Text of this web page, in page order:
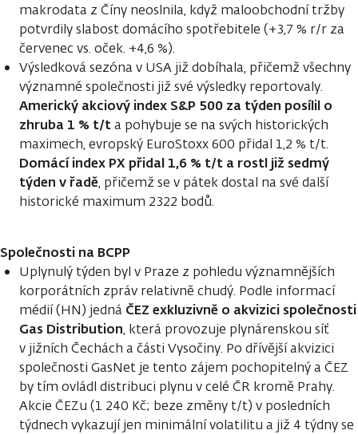
makrodata z Číny neoslnila, když maloobchodní tržby
potvrdily slabost domácího spotřebitele (+3,7 % r/r za
červenec vs. oček. +4,6 %).
Výsledková sezóna v USA již dobíhala, přičemž všechny
významné společnosti již své výsledky reportovaly.
Americký akciový index S&P 500 za týden posílil o
zhruba 1 % t/ta pohybuje se na svých historických
maximech, evropský EuroStoxx 600 přidal 1,2 % t/t.
Domácí index PX přidal 1,6 % t/t a rostl již sedmý
týden v řadě, přičemž se v pátek dostal na své další
historické maximum 2322 bodů.
Společnosti na BCPP
Uplynulý týden byl v Praze z pohledu významnějších
korporátních zpráv relativně chudý. Podle informací
médií (HN) jedná ČEZ exkluzivně o akvizici společnosti
Gas Distribution, která provozuje plynárenskou síť
v jižních Čechách a části Vysočiny. Po dřívější akvizici
společnosti GasNet je tento zájem pochopitelný a ČEZ
by tím ovládl distribuci plynu v celé ČR kromě Prahy.
Akcie ČEZu (1 240 Kč; beze změny t/t) v posledních
týdnech vykazují jen minimální volatilitu a již 4 týdny se